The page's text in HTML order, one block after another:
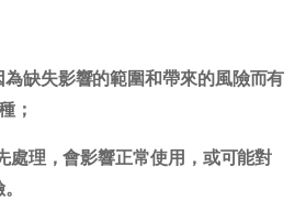
缺失影響的範圍和帶來的風險而有
；
處理，會影響正常使用，或可能對